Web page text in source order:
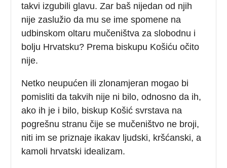
takvi izgubili glavu. Zar baš nijedan od njih
nije zaslužio da mu se ime spomene na
udbinskom oltaru mučeništva za slobodnu i
bolju Hrvatsku? Prema biskupu Košiću očito
nije.
Netko neupućen ili zlonamjeran mogao bi
pomisliti da takvih nije ni bilo, odnosno da ih,
ako ih je i bilo, biskup Košić svrstava na
pogrešnu stranu čije se mučeništvo ne broji,
niti im se priznaje ikakav ljudski, kršćanski, a
kamoli hrvatski idealizam.